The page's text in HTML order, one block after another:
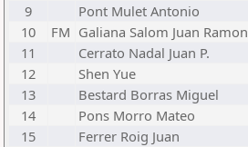
9
Pont Mulet Antonio
10
FM Galiana Salom Juan Ramon
11
Cerrato Nadal Juan P.
12
Shen Yue
13
Bestard Borras Miguel
14
Pons Morro Mateo
15
Ferrer Roig Juan